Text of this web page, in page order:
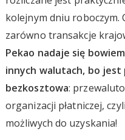
kolejnym dniu roboczym.
zarówno transakcje
Pekao nadaje się
innych walutach, bo
bezkosztowa:
organizacji płatniczej,
możliwych do uzyskania!